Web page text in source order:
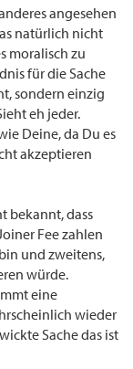
angesehen
natürlich nicht
moralisch zu
für die Sache
sondern einzig
eh jeder.
Deine, da Du es
akzeptieren
bekannt, dass
Fee zahlen
und zweitens,
würde.
eine
wieder
Sache das ist